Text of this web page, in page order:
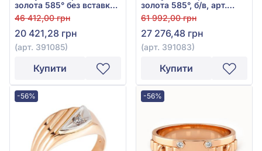
золота 585° без вставки,
арт. 391085
46 412,00 грн
20 421,28 грн
(арт. 391085)
Купити
золота 585°, б/в, арт.
391083
61 992,00 грн
27 276,48 грн
(арт. 391083)
Купити
-56% -56%